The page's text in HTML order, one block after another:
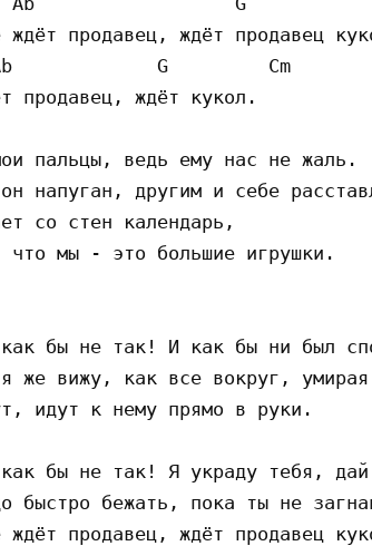
ждёт продавец, ждёт продавец
G         Cm
продавец, ждёт кукол.
пальцы, ведь ему нас не жаль.
напуган, другим и себе
со стен календарь,
что мы - это большие игрушки.
бы не так! И как бы ни был
же вижу, как все вокруг,
идут к нему прямо в руки.
бы не так! Я украду тебя,
быстро бежать, пока ты не
ждёт продавец, ждёт продавец